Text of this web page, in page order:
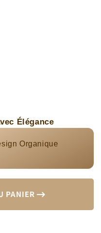
Élégance
to navigate through
Organique
PANIER